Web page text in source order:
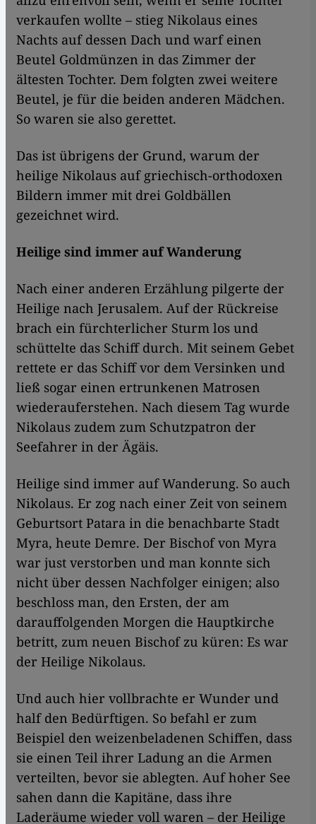
verkaufen wollte – stieg Nikolaus eines
Nachts auf dessen Dach und warf einen
Beutel Goldmünzen in das Zimmer der
ältesten Tochter. Dem folgten zwei weitere
Beutel, je für die beiden anderen Mädchen.
So waren sie also gerettet.
Das ist übrigens der Grund, warum der
heilige Nikolaus auf griechisch-orthodoxen
Bildern immer mit drei Goldbällen
gezeichnet wird.
Heilige sind immer auf Wanderung
Nach einer anderen Erzählung pilgerte der
Heilige nach Jerusalem. Auf der Rückreise
brach ein fürchterlicher Sturm los und
schüttelte das Schiff durch. Mit seinem Gebet
rettete er das Schiff vor dem Versinken und
ließ sogar einen ertrunkenen Matrosen
wiederauferstehen. Nach diesem Tag wurde
Nikolaus zudem zum Schutzpatron der
Seefahrer in der Ägäis.
Heilige sind immer auf Wanderung. So auch
Nikolaus. Er zog nach einer Zeit von seinem
Geburtsort Patara in die benachbarte Stadt
Myra, heute Demre. Der Bischof von Myra
war just verstorben und man konnte sich
nicht über dessen Nachfolger einigen; also
beschloss man, den Ersten, der am
darauffolgenden Morgen die Hauptkirche
betritt, zum neuen Bischof zu küren: Es war
der Heilige Nikolaus.
Und auch hier vollbrachte er Wunder und
half den Bedürftigen. So befahl er zum
Beispiel den weizenbeladenen Schiffen, dass
sie einen Teil ihrer Ladung an die Armen
verteilten, bevor sie ablegten. Auf hoher See
sahen dann die Kapitäne, dass ihre
Laderäume wieder voll waren – der Heilige